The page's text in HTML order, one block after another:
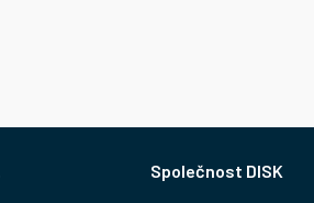
Společnost DISK